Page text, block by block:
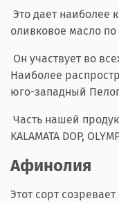
Это дает наиболее
оливковое масло
Он участвует во
Наиболее
юго-западный
Часть нашей
KALAMATA DOP,
Афинолия
Этот сорт